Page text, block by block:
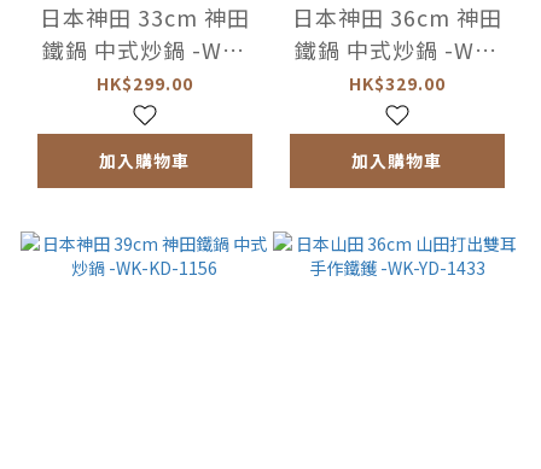
日本神田 33cm 神田
鐵鍋 中式炒鍋 -WK-
KD-1132
HK$299.00
加入購物車
日本神田 36cm 神田
鐵鍋 中式炒鍋 -WK-
KD-1149
HK$329.00
加入購物車